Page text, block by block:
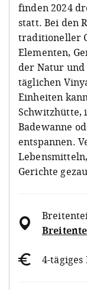
finden 2024
statt. Bei den
traditioneller
Elementen,
der Natur und
täglichen
Einheiten
Schwitzhütte,
Badewanne
entspannen.
Gerichte
4-tägiges